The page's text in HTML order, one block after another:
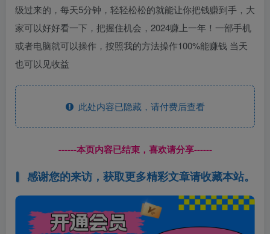
级过来的，每天5分钟，轻轻松松的就能让你把钱赚到手，大
家可以好好看一下，把握住机会，2024赚上一年！一部手机
或者电脑就可以操作，按照我的方法操作100%能赚钱 当天
也可以见收益
此处内容已隐藏，请付费后查看
------本页内容已结束，喜欢请分享------
感谢您的来访，获取更多精彩文章请收藏本站。